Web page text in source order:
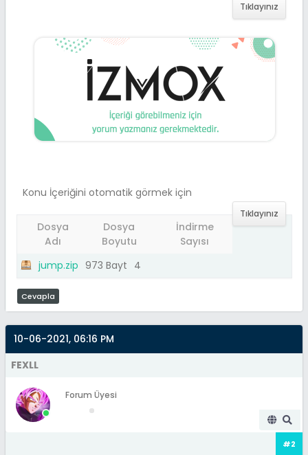
Tıklayınız
Konu İçeriğini otomatik görmek için
Tıklayınız
Dosya
Adı
Dosya
Boyutu
İndirme
Sayısı
jump.zip 973 Bayt 4
Cevapla
10-06-2021, 06:16 PM
FEXLL
Forum Üyesi
#2